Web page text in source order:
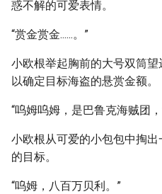
惑不解的可爱表情。
“赏金赏金......。”
小欧根举起胸前的大号双筒望
以确定目标海盗的悬赏金额。
“呜姆呜姆，是巴鲁克海贼团，
小欧根从可爱的小包包中掏
的目标。
“呜姆，八百万贝利。”